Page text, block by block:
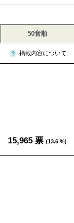
50音順
掲載内容について
15,965 票 (13.6 %)